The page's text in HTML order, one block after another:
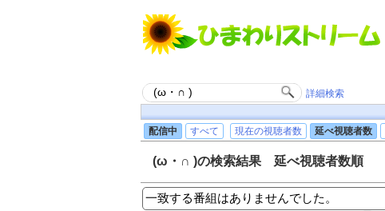
詳細検索
配信中
すべて 現在の視聴者数 延べ視聴者数
(ω・∩ )の検索結果 延べ視聴者数順
一致する番組はありませんでした。